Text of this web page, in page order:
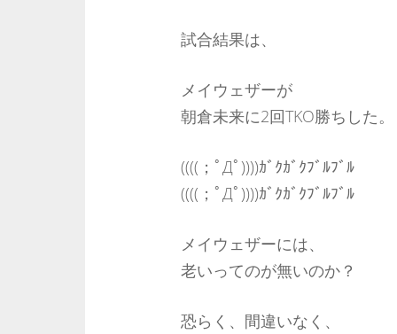
試合結果は、
メイウェザーが
朝倉未来に2回TKO勝ちした。
((((；ﾟДﾟ))))ｶﾞｸｶﾞｸﾌﾞﾙﾌﾞﾙ
((((；ﾟДﾟ))))ｶﾞｸｶﾞｸﾌﾞﾙﾌﾞﾙ
メイウェザーには、
老いってのが無いのか？
恐らく、間違いなく、